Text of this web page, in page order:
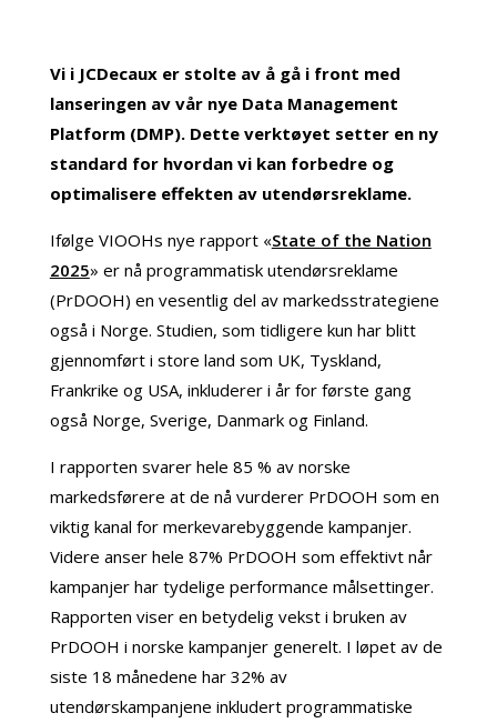
Vi i JCDecaux er stolte av å gå i front med
lanseringen av vår nye Data Management
Platform (DMP). Dette verktøyet setter en ny
standard for hvordan vi kan forbedre og
optimalisere effekten av utendørsreklame.
Ifølge VIOOHs nye rapport «State of the Nation
2025» er nå programmatisk utendørsreklame
(PrDOOH) en vesentlig del av markedsstrategiene
også i Norge. Studien, som tidligere kun har blitt
gjennomført i store land som UK, Tyskland,
Frankrike og USA, inkluderer i år for første gang
også Norge, Sverige, Danmark og Finland.
I rapporten svarer hele 85 % av norske
markedsførere at de nå vurderer PrDOOH som en
viktig kanal for merkevarebyggende kampanjer.
Videre anser hele 87% PrDOOH som effektivt når
kampanjer har tydelige performance målsettinger.
Rapporten viser en betydelig vekst i bruken av
PrDOOH i norske kampanjer generelt. I løpet av de
siste 18 månedene har 32% av
utendørskampanjene inkludert programmatiske